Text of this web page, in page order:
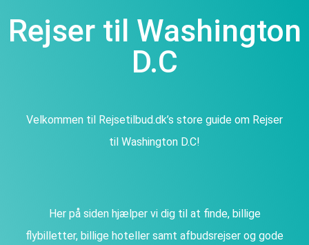
Rejser til Washington
D.C
Velkommen til Rejsetilbud.dk’s store guide om Rejser
til Washington D.C!
Her på siden hjælper vi dig til at finde, billige
flybilletter, billige hoteller samt afbudsrejser og gode